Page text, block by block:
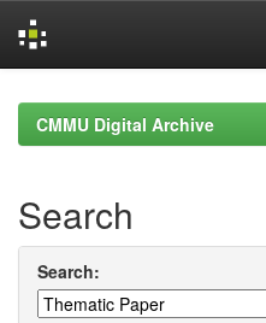
navigationCMMU Digital Archive
Search
Search: